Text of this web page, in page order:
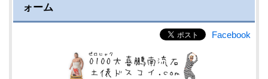
ォーム
Facebook